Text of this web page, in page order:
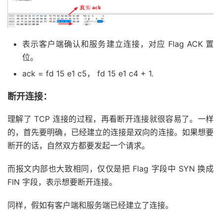
表示客户端确认和服务建立连接，对应 Flag ACK 置
位。
ack = fd 15 e1 c5， fd 15 e1 c4 + 1.
断开连接：
理解了 TCP 连接的过程，再看断开连接就很容易了。一样
的，首先要明确，已经建立的连接是双向的连接。如果想要
断开的话，自然双方都要发起一个请求。
而报文内部也大致相同，仅仅是把 Flag 字段中 SYN 换成
FIN 字段，表示想要断开连接。
同样，假如有客户端和服务端已经建立了连接。